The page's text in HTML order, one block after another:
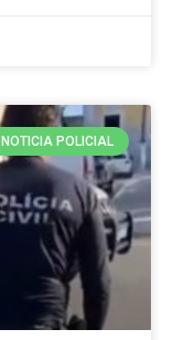
NOTICIA POLICIAL